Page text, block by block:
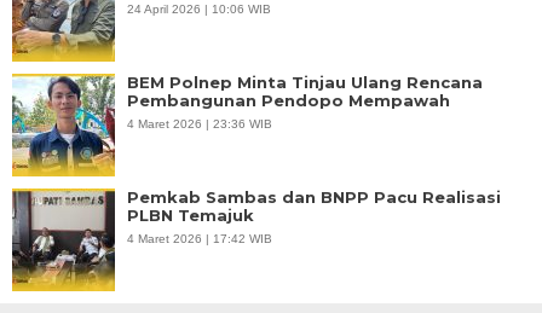
24 April 2026 | 10:06 WIB
BEM Polnep Minta Tinjau Ulang Rencana
Pembangunan Pendopo Mempawah
4 Maret 2026 | 23:36 WIB
Pemkab Sambas dan BNPP Pacu Realisasi
PLBN Temajuk
4 Maret 2026 | 17:42 WIB